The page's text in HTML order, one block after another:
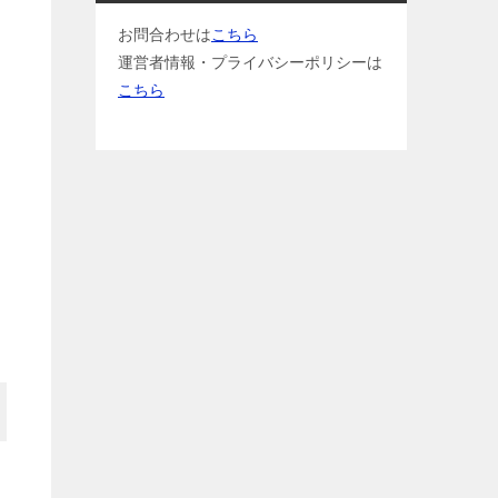
お問合わせはこちら
運営者情報・プライバシーポリシーは
こちら